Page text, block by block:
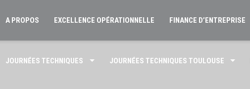
A PROPOS EXCELLENCE OPÉRATIONNELLE FINANCE D’ENTREPRISE
JOURNÉES TECHNIQUES JOURNÉES TECHNIQUES TOULOUSE